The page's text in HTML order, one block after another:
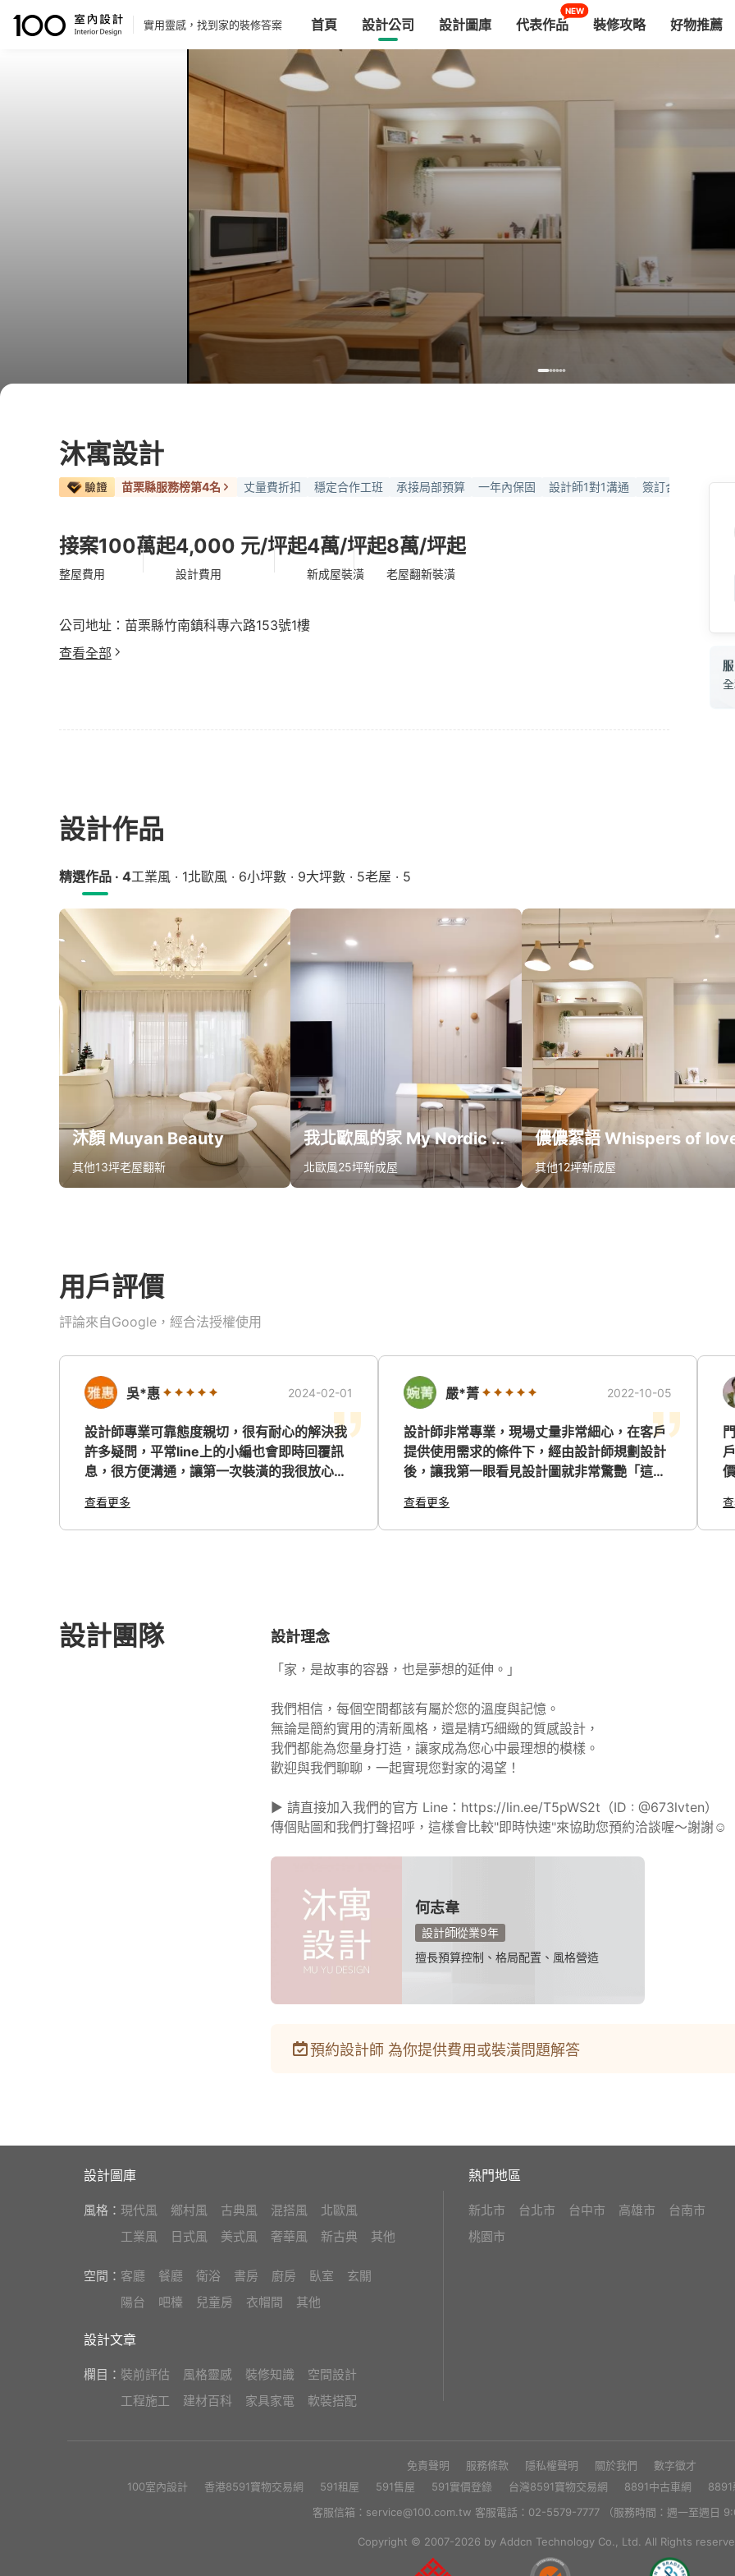
實用靈感，找到家的裝修答案 首頁 設計公司 設計圖庫
NEW
代表作品 裝修攻略 好物推薦
沐寓設計
苗栗縣服務榜第4名 丈量費折扣 穩定合作工班 承接局部預算 一年內保固 設計師1對1溝通 簽訂合約保障
接案100萬起
整屋費用
4,000 元/坪起
設計費用
4萬/坪起
新成屋裝潢
8萬/坪起
老屋翻新裝潢
公司地址：苗栗縣竹南鎮科專六路153號1樓
查看全部
設計作品
精選作品 · 4工業風 · 1北歐風 · 6小坪數 · 9大坪數 · 5老屋 · 5
沐顏 Muyan Beauty
其他13坪老屋翻新
我北歐風的家 My Nordic Home
北歐風25坪新成屋
儂儂絮語 Whispers of
其他12坪新成屋
用戶評價
評論來自Google，經合法授權使用
吳*惠 2024-02-01
設計師專業可靠態度親切，很有耐心的解決我
許多疑問，平常line上的小編也會即時回覆訊
息，很方便溝通，讓第一次裝潢的我很放心。
自己的工班，速度和品質都超出自己的期望，
非常滿意? 另外推薦設計師配合的細清，真的
色買，不用選擇障礙之外，風格才會完全一致
喔！聽設計師的不會錯！
查看更多
嚴*菁 2022-10-05
設計師非常專業，現場丈量非常細心，在客戶
提供使用需求的條件下，經由設計師規劃設計
後，讓我第一眼看見設計圖就非常驚艷「這就
結合客戶的使用習慣，在實用及美觀中取得一
個最完美的平衡！期待成品！將來如果有機會
查看更多
設計團隊 設計理念
「家，是故事的容器，也是夢想的延伸。」
我們相信，每個空間都該有屬於您的溫度與記憶。
無論是簡約實用的清新風格，還是精巧細緻的質感設計，
我們都能為您量身打造，讓家成為您心中最理想的模樣。
​​歡迎與我們聊聊，一起實現您對家的渴望！​
▶️ 請直接加入我們的官方 Line：https://lin.ee/T5pWS2t（ID : @‌673lvten）
傳個貼圖和我們打聲招呼，這樣會比較"即時快速"來協助您預約洽談喔～謝謝☺️
何志韋
設計師從業9年
擅長預算控制、格局配置、風格營造
預約設計師 為你提供費用或裝潢問題解答
設計圖庫
風格： 現代風 鄉村風 古典風 混搭風
北歐風
工業風
日式風 美式風 奢華風 新古典 其他
空間： 客廳 餐廳 衛浴 書房 廚房 臥室
玄關
陽台
吧檯 兒童房 衣帽間 其他
設計文章
欄目： 裝前評估 風格靈感 裝修知識
空間設計
工程施工
建材百科 家具家電 軟裝搭配
熱門地區
新北市 台北市 台中市 高雄市
台南市
桃園市
免責聲明 服務條款 隱私權聲明 關於我們
數字徵才
100室內設計
香港8591寶物交易網 591租屋 591售屋 591實價登錄 台灣8591寶物交易網 8891中古車網
8891
客服信箱：service@100.com.tw 客服電話：02-5579-7777 （服務時間：週一至週日
Copyright © 2007-2026 by Addcn Technology Co., Ltd. All Rights